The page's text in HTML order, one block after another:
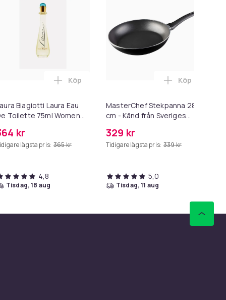
spray i varukorgen
Armani Acqua Di Gio Pour Homme Deodorant stick 75ml i
Biagiotti Laura Eau
Toilette 75ml Women
kr
lägsta pris: 365 kr
Lägg till Laura Biagiotti Laura Eau De
Köp
4,8
tisdag, 18 aug
MasterChef Stekpanna 28
cm - Känd från Sveriges
329 kr
Tidigare lägsta pris: 339 kr
Lägg till
Köp
5,0
tisdag, 11 aug